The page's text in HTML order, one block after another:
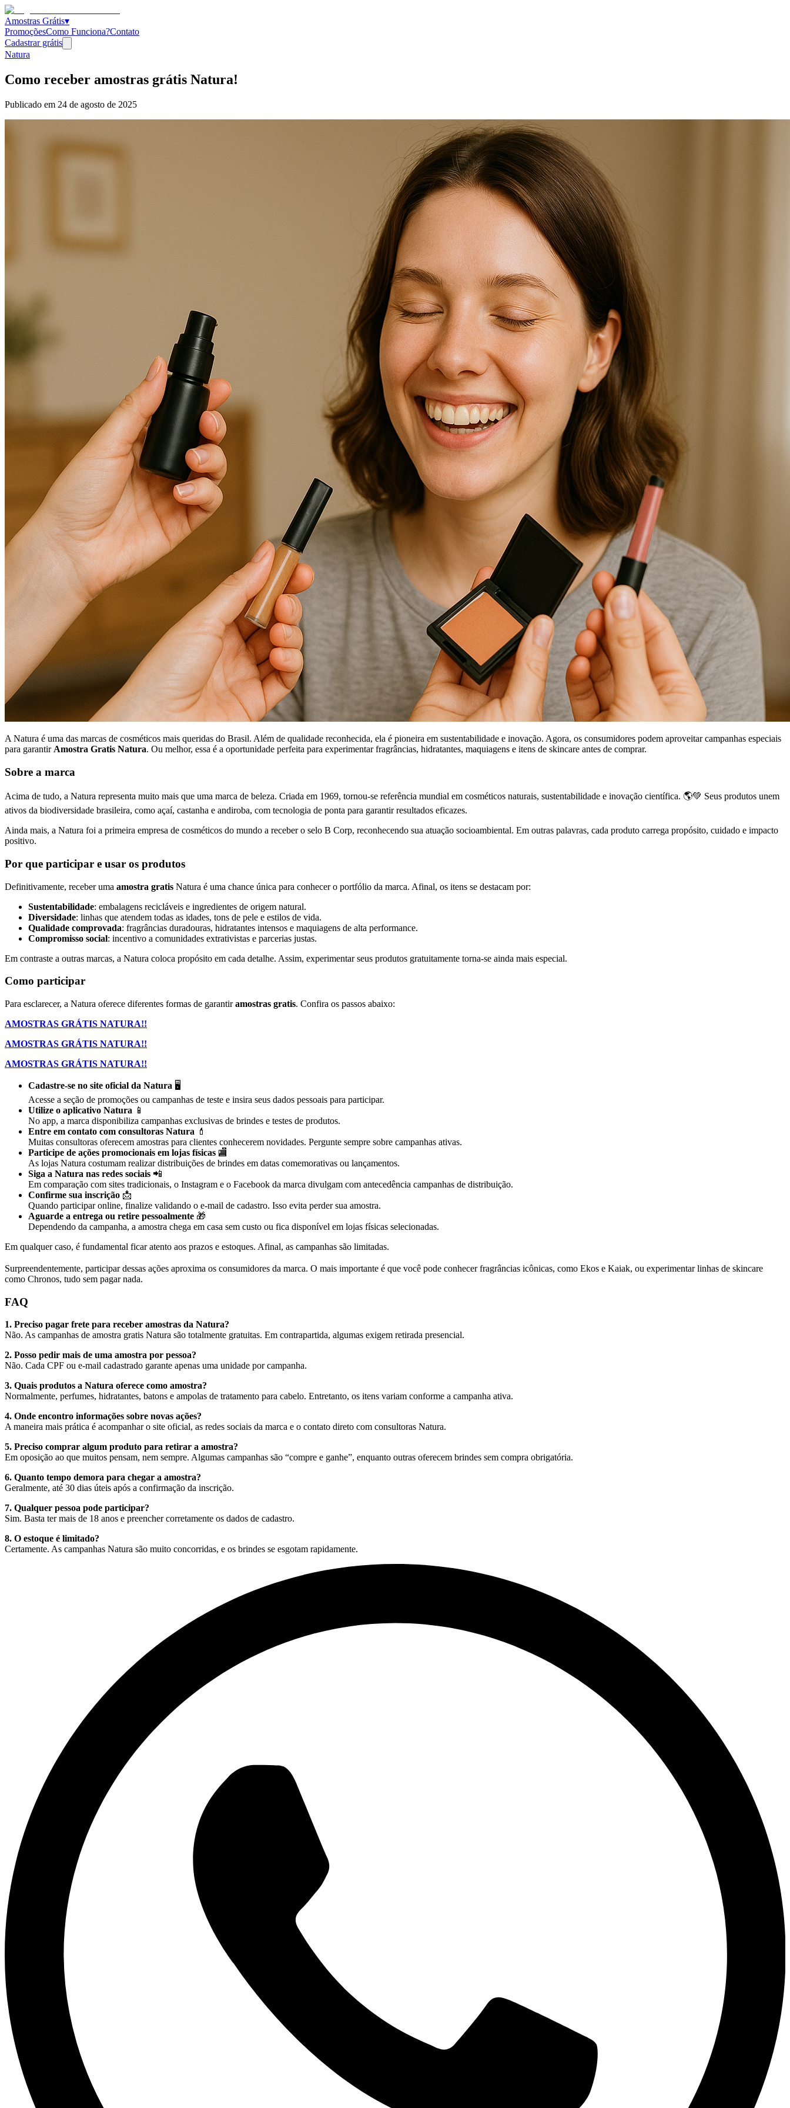
Amostras Grátis▾
PromoçõesComo Funciona?Contato
Cadastrar grátis
Natura
Como receber amostras grátis Natura!
Publicado em 24 de agosto de 2025
A Natura é uma das marcas de cosméticos mais queridas do Brasil. Além de qualidade reconhecida, ela é pioneira em sustentabilidade e inovação. Agora, os consumidores podem aproveitar campanhas especiais
para garantir Amostra Gratis Natura. Ou melhor, essa é a oportunidade perfeita para experimentar fragrâncias, hidratantes, maquiagens e itens de skincare antes de comprar.
Sobre a marca
Acima de tudo, a Natura representa muito mais que uma marca de beleza. Criada em 1969, tornou-se referência mundial em cosméticos naturais, sustentabilidade e inovação científica. 🌎💚 Seus produtos unem
ativos da biodiversidade brasileira, como açaí, castanha e andiroba, com tecnologia de ponta para garantir resultados eficazes.
Ainda mais, a Natura foi a primeira empresa de cosméticos do mundo a receber o selo B Corp, reconhecendo sua atuação socioambiental. Em outras palavras, cada produto carrega propósito, cuidado e impacto
positivo.
Por que participar e usar os produtos
Definitivamente, receber uma amostra gratis Natura é uma chance única para conhecer o portfólio da marca. Afinal, os itens se destacam por:
Sustentabilidade: embalagens recicláveis e ingredientes de origem natural.
Diversidade: linhas que atendem todas as idades, tons de pele e estilos de vida.
Qualidade comprovada: fragrâncias duradouras, hidratantes intensos e maquiagens de alta performance.
Compromisso social: incentivo a comunidades extrativistas e parcerias justas.
Em contraste a outras marcas, a Natura coloca propósito em cada detalhe. Assim, experimentar seus produtos gratuitamente torna-se ainda mais especial.
Como participar
Para esclarecer, a Natura oferece diferentes formas de garantiramostras gratis. Confira os passos abaixo:
AMOSTRAS GRÁTIS NATURA!!
AMOSTRAS GRÁTIS NATURA!!
AMOSTRAS GRÁTIS NATURA!!
Cadastre-se no site oficial da Natura 🖥️
Acesse a seção de promoções ou campanhas de teste e insira seus dados pessoais para participar.
Utilize o aplicativo Natura 📱
No app, a marca disponibiliza campanhas exclusivas de brindes e testes de produtos.
Entre em contato com consultoras Natura 💄
Muitas consultoras oferecem amostras para clientes conhecerem novidades. Pergunte sempre sobre campanhas ativas.
Participe de ações promocionais em lojas físicas 🏬
As lojas Natura costumam realizar distribuições de brindes em datas comemorativas ou lançamentos.
Siga a Natura nas redes sociais 📲
Em comparação com sites tradicionais, o Instagram e o Facebook da marca divulgam com antecedência campanhas de distribuição.
Confirme sua inscrição 📩
Quando participar online, finalize validando o e-mail de cadastro. Isso evita perder sua amostra.
Aguarde a entrega ou retire pessoalmente 🎁
Dependendo da campanha, a amostra chega em casa sem custo ou fica disponível em lojas físicas selecionadas.
Em qualquer caso, é fundamental ficar atento aos prazos e estoques. Afinal, as campanhas são limitadas.
Surpreendentemente, participar dessas ações aproxima os consumidores da marca. O mais importante é que você pode conhecer fragrâncias icônicas, como Ekos e Kaiak, ou experimentar linhas de skincare
como Chronos, tudo sem pagar nada.
FAQ
1. Preciso pagar frete para receber amostras da Natura?
Não. As campanhas de amostra gratis Natura são totalmente gratuitas. Em contrapartida, algumas exigem retirada presencial.
2. Posso pedir mais de uma amostra por pessoa?
Não. Cada CPF ou e-mail cadastrado garante apenas uma unidade por campanha.
3. Quais produtos a Natura oferece como amostra?
Normalmente, perfumes, hidratantes, batons e ampolas de tratamento para cabelo. Entretanto, os itens variam conforme a campanha ativa.
4. Onde encontro informações sobre novas ações?
A maneira mais prática é acompanhar o site oficial, as redes sociais da marca e o contato direto com consultoras Natura.
5. Preciso comprar algum produto para retirar a amostra?
Em oposição ao que muitos pensam, nem sempre. Algumas campanhas são “compre e ganhe”, enquanto outras oferecem brindes sem compra obrigatória.
6. Quanto tempo demora para chegar a amostra?
Geralmente, até 30 dias úteis após a confirmação da inscrição.
7. Qualquer pessoa pode participar?
Sim. Basta ter mais de 18 anos e preencher corretamente os dados de cadastro.
8. O estoque é limitado?
Certamente. As campanhas Natura são muito concorridas, e os brindes se esgotam rapidamente.